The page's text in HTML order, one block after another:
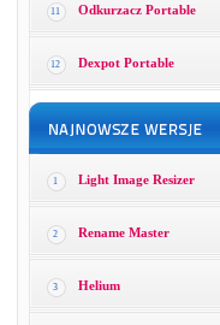
11 Odkurzacz Portable
12 Dexpot Portable
1 Light Image Resizer
2 Rename Master
3 Helium